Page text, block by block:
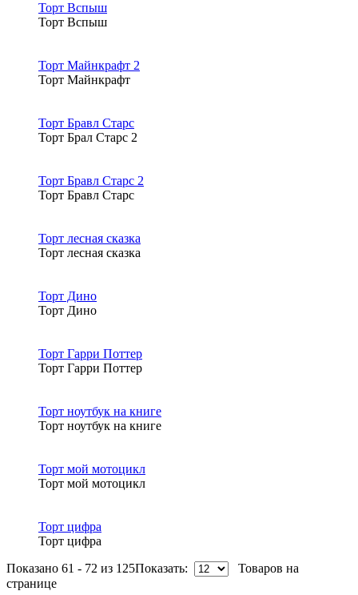
Торт Вспыш
Торт Вспыш
Торт Майнкрафт 2
Торт Майнкрафт
Торт Бравл Старс
Торт Брал Старс 2
Торт Бравл Старс 2
Торт Бравл Старс
Торт лесная сказка
Торт лесная сказка
Торт Дино
Торт Дино
Торт Гарри Поттер
Торт Гарри Поттер
Торт ноутбук на книге
Торт ноутбук на книге
Торт мой мотоцикл
Торт мой мотоцикл
Торт цифра
Торт цифра
Показано 61 - 72 из 125Показать:
Товаров на
странице